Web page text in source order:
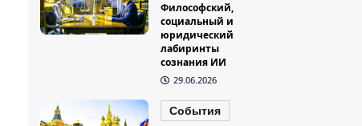
Философский,
социальный и
юридический
лабиринты
сознания ИИ
29.06.2026
События